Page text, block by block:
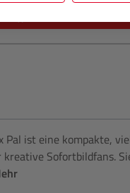
Pal ist eine kompakte,
Sofortbildfans.